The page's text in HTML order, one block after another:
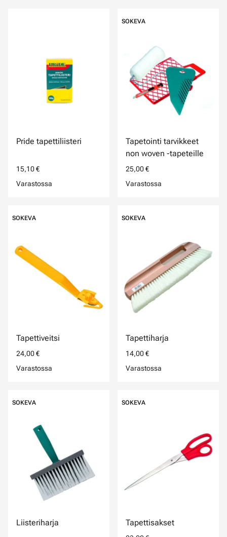
Pride tapettiliisteri
15,10 €
Varastossa
SOKEVA
Tapetointi tarvikkeet
non woven -tapeteille
25,00 €
Varastossa
SOKEVA
Tapettiveitsi
24,00 €
Varastossa
SOKEVA
Tapettiharja
14,00 €
Varastossa
SOKEVA
Liisteriharja
SOKEVA
Tapettisakset